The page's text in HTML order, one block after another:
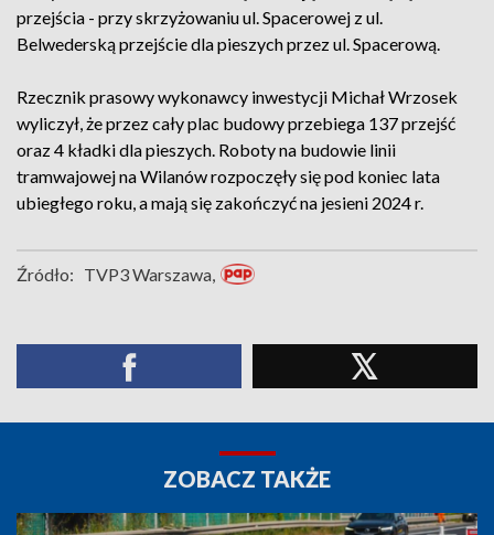
przejścia - przy skrzyżowaniu ul. Spacerowej z ul.
Belwederską przejście dla pieszych przez ul. Spacerową.
Rzecznik prasowy wykonawcy inwestycji Michał Wrzosek
wyliczył, że przez cały plac budowy przebiega 137 przejść
oraz 4 kładki dla pieszych. Roboty na budowie linii
tramwajowej na Wilanów rozpoczęły się pod koniec lata
ubiegłego roku, a mają się zakończyć na jesieni 2024 r.
Źródło: TVP3 Warszawa,
ZOBACZ TAKŻE